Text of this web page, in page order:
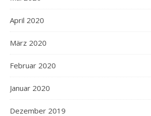
April 2020
März 2020
Februar 2020
Januar 2020
Dezember 2019